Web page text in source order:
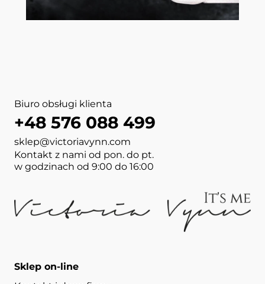
Biuro obsługi klienta
+48 576 088 499
sklep@victoriavynn.com
Kontakt z nami od pon. do pt.
w godzinach od 9:00 do 16:00
Sklep on-line